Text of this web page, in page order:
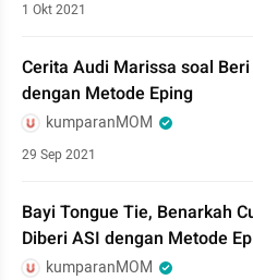
1 Okt 2021
Cerita Audi Marissa soal
dengan Metode Eping
kumparanMOM
29 Sep 2021
Bayi Tongue Tie, Benarkah
Diberi ASI dengan Metode
kumparanMOM